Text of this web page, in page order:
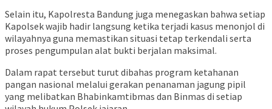
Selain itu, Kapolresta Bandung juga menegaskan bahwa setiap
Kapolsek wajib hadir langsung ketika terjadi kasus menonjol di
wilayahnya guna memastikan situasi tetap terkendali serta
proses pengumpulan alat bukti berjalan maksimal.
Dalam rapat tersebut turut dibahas program ketahanan
pangan nasional melalui gerakan penanaman jagung pipil
yang melibatkan Bhabinkamtibmas dan Binmas di setiap